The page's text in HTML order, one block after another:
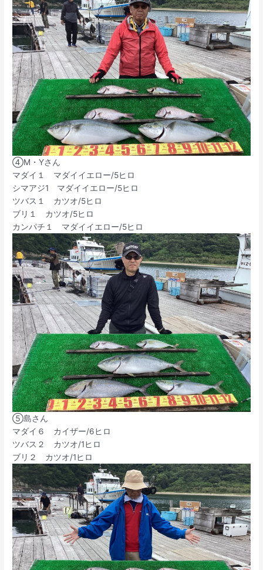
④M・Yさん
マダイ１ マダイイエロー/5ヒロ
シマアジ1 マダイイエロー/5ヒロ
ツバス１ カツオ/5ヒロ
ブリ１ カツオ/5ヒロ
カンパチ１ マダイイエロー/5ヒロ
⑤島さん
マダイ６ カイザー/6ヒロ
ツバス２ カツオ/1ヒロ
ブリ２ カツオ/1ヒロ